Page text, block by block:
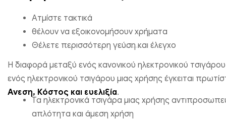
Ατμίστε τακτικά
θέλουν να εξοικονομήσουν χρήματα
Θέλετε περισσότερη γεύση και έλεγχο
Η διαφορά μεταξύ ενός κανονικού ηλεκτρονικού τσιγάρου
ενός ηλεκτρονικού τσιγάρου μιας χρήσης έγκειται
Ανεση, Κόστος και ευελιξία.
Τα ηλεκτρονικά τσιγάρα μιας χρήσης
απλότητα και άμεση χρήση